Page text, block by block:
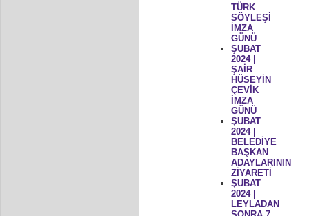
TÜRK
SÖYLEŞİ
İMZA
GÜNÜ
ŞUBAT
2024 |
ŞAİR
HÜSEYİN
ÇEVİK
İMZA
GÜNÜ
ŞUBAT
2024 |
BELEDİYE
BAŞKAN
ADAYLARININ
ZİYARETİ
ŞUBAT
2024 |
LEYLADAN